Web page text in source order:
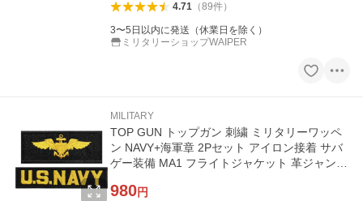
4.71（89件）
3〜5日以内に発送（休業日を除く）
ミリタリーショップWAIPER
MILITARY
TOP GUN トップガン 刺繍 ミリタリーワッペ
ン NAVY+海軍章 2Pセット アイロン接着 サバ
ゲー装備 MA1 フライトジャケット 革ジャン
980円